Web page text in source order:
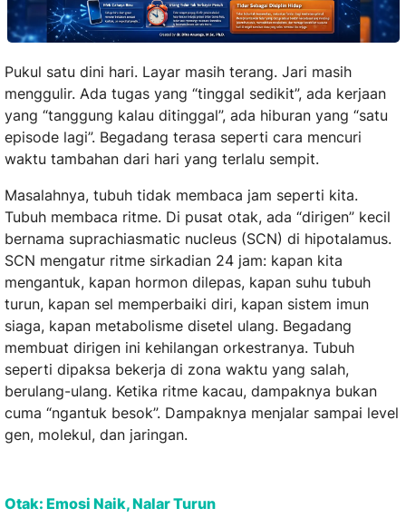
Pukul satu dini hari. Layar masih terang. Jari masih
menggulir. Ada tugas yang “tinggal sedikit”, ada kerjaan
yang “tanggung kalau ditinggal”, ada hiburan yang “satu
episode lagi”. Begadang terasa seperti cara mencuri
waktu tambahan dari hari yang terlalu sempit.
Masalahnya, tubuh tidak membaca jam seperti kita.
Tubuh membaca ritme. Di pusat otak, ada “dirigen” kecil
bernama suprachiasmatic nucleus (SCN) di hipotalamus.
SCN mengatur ritme sirkadian 24 jam: kapan kita
mengantuk, kapan hormon dilepas, kapan suhu tubuh
turun, kapan sel memperbaiki diri, kapan sistem imun
siaga, kapan metabolisme disetel ulang. Begadang
membuat dirigen ini kehilangan orkestranya. Tubuh
seperti dipaksa bekerja di zona waktu yang salah,
berulang-ulang. Ketika ritme kacau, dampaknya bukan
cuma “ngantuk besok”. Dampaknya menjalar sampai level
gen, molekul, dan jaringan.
Otak: Emosi Naik, Nalar Turun